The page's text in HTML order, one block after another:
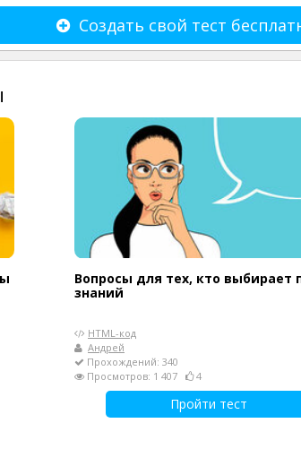
Создать свой тест
Вопросы для тех, кто выбирает
знаний
HTML-код
Андрей
Прохождений: 340
Просмотров: 1 407
4
Пройти тест